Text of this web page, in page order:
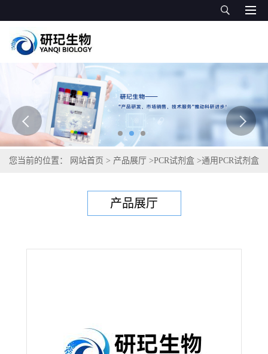
您当前的位置： 网站首页 > 产品展厅 >PCR试剂盒 >通用PCR试剂盒
产品展厅